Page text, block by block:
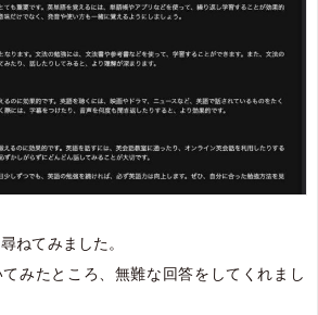
ねてみました。
みたところ、無難な回答をしてくれまし